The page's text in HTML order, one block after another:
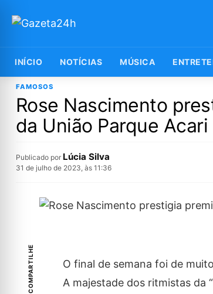
INÍCIO NOTÍCIAS MÚSICA
FAMOSOS
Rose Nascimento
da União Parque Acari
Publicado por Lúcia Silva
31 de julho de 2023, às 11:36
COMPARTILHE
O final de semana foi de
A majestade dos ritmistas da